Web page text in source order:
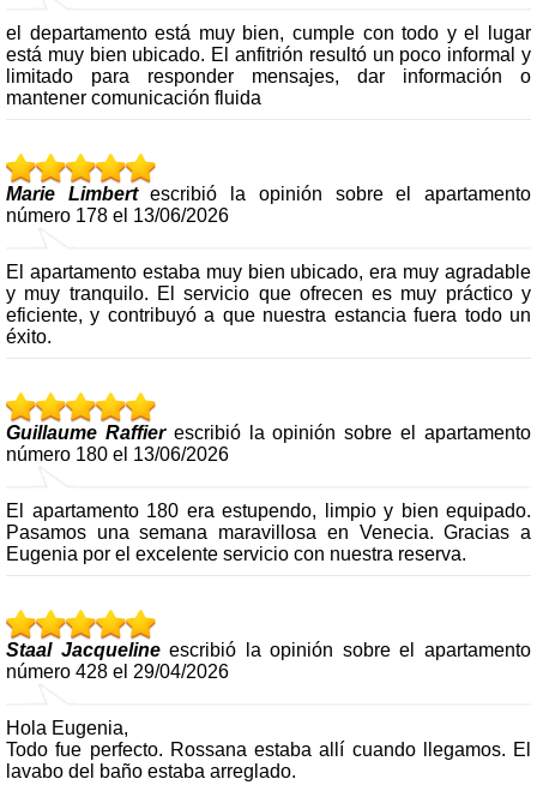
el departamento está muy bien, cumple con todo y el lugar
está muy bien ubicado. El anfitrión resultó un poco informal y
limitado para responder mensajes, dar información o
mantener comunicación fluida
Marie Limbertescribió la opinión sobre el apartamento
número 178 el 13/06/2026
El apartamento estaba muy bien ubicado, era muy agradable
y muy tranquilo. El servicio que ofrecen es muy práctico y
eficiente, y contribuyó a que nuestra estancia fuera todo un
éxito.
Guillaume Raffier escribió la opinión sobre el apartamento
número 180 el 13/06/2026
El apartamento 180 era estupendo, limpio y bien equipado.
Pasamos una semana maravillosa en Venecia. Gracias a
Eugenia por el excelente servicio con nuestra reserva.
Staal Jacquelineescribió la opinión sobre el apartamento
número 428 el 29/04/2026
Hola Eugenia,
Todo fue perfecto. Rossana estaba allí cuando llegamos. El
lavabo del baño estaba arreglado.